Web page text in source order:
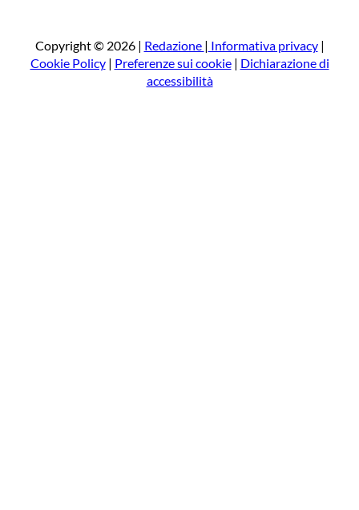
a
Copyright © 2026 | Redazione | Informativa privacy|
Cookie Policy| Preferenze sui cookie| Dichiarazione di
accessibilità